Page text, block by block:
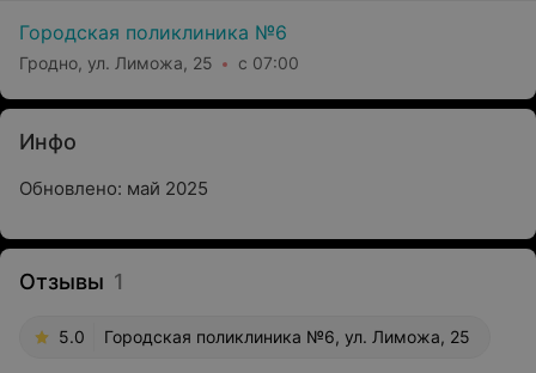
Городская поликлиника №6
Гродно, ул. Лиможа, 25 с 07:00
Инфо
Обновлено: май 2025
Отзывы 1
5.0 Городская поликлиника №6, ул. Лиможа, 25